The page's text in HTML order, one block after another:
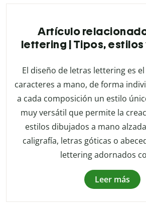
Artículo
lettering | Tipos,
El diseño de letras lettering es
caracteres a mano, de forma
a cada composición un estilo
muy versátil que permite la
estilos dibujados a mano
caligrafía, letras góticas o
lettering adornados
Leer más